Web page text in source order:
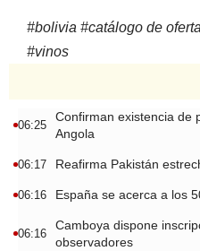
#bolivia #catálogo de
#vinos
06:25
Confirman existencia de
Angola
06:17 Reafirma Pakistán
06:16 España se acerca a los
06:16
Camboya dispone
observadores